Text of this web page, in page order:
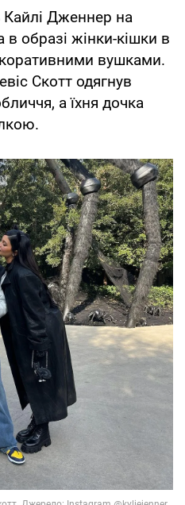
Дженнер на
образі жінки-кішки в
вушками.
Скотт одягнув
а їхня дочка